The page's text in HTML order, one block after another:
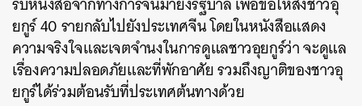
ยกูร์ 40 รายกลับไปยังประเทศจีน โดยในหนังสือแสดง
ความจริงใจและเจตจำนงในการดูแลชาวอุยกูร์ว่า จะดูแล
เรื่องความปลอดภัยและที่พักอาศัย รวมถึงญาติของชาวอุ
ยกูร์ได้ร่วมต้อนรับที่ประเทศต้นทางด้วย